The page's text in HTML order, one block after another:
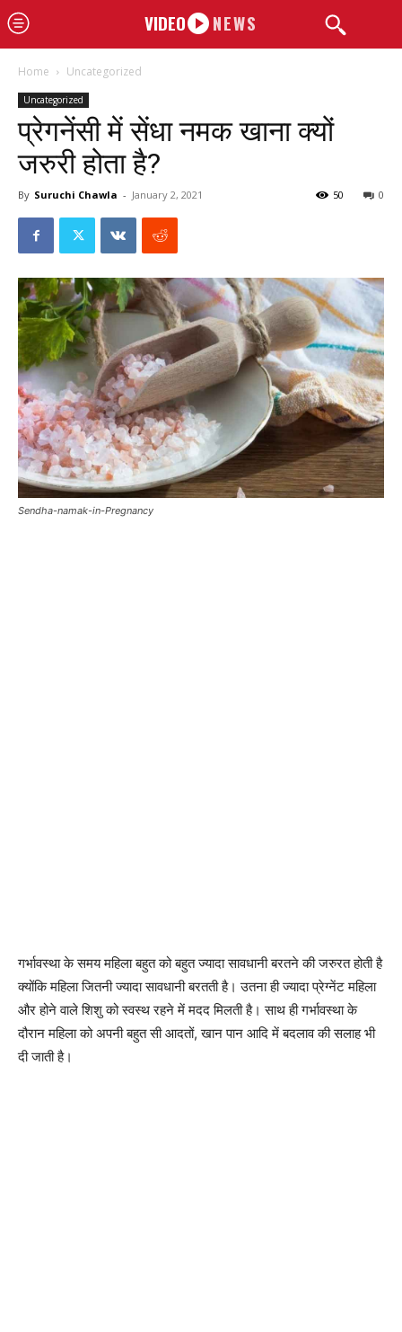
VIDEO NEWS
Home Uncategorized
Uncategorized
प्रेगनेंसी में सेंधा नमक खाना क्यों
जरुरी होता है?
By Suruchi Chawla - January 2, 2021 0
50
Sendha-namak-in-Pregnancy
गर्भावस्था के समय महिला बहुत को बहुत ज्यादा सावधानी बरतने की जरुरत होती है
क्योंकि महिला जितनी ज्यादा सावधानी बरतती है। उतना ही ज्यादा प्रेग्नेंट महिला
और होने वाले शिशु को स्वस्थ रहने में मदद मिलती है। साथ ही गर्भावस्था के
दौरान महिला को अपनी बहुत सी आदतों, खान पान आदि में बदलाव की सलाह भी
दी जाती है।